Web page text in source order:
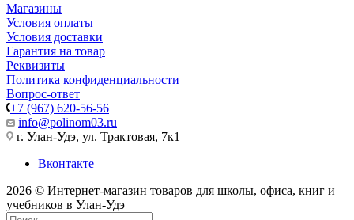
Магазины
Условия оплаты
Условия доставки
Гарантия на товар
Реквизиты
Политика конфиденциальности
Вопрос-ответ
+7 (967) 620-56-56
info@polinom03.ru
г. Улан-Удэ, ул. Трактовая, 7к1
Вконтакте
2026 © Интернет-магазин товаров для школы, офиса, книг и
учебников в Улан-Удэ